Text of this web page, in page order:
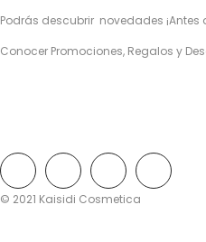
Podrás descubrir novedades ¡Antes
Conocer Promociones, Regalos y
© 2021 Kaisidi Cosmetica